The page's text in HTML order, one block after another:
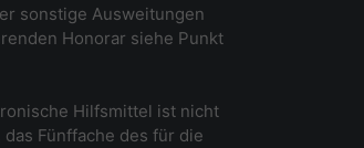
sonstige Ausweitungen
Honorar siehe Punkt
Hilfsmittel ist nicht
Fünffache des für die